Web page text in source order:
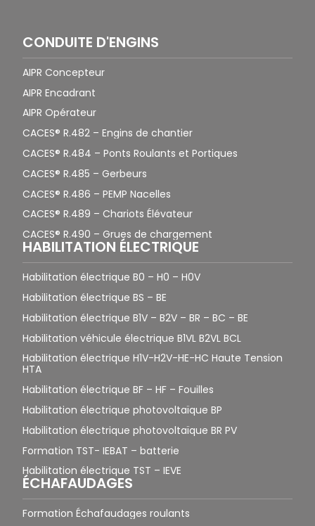
CONDUITE D'ENGINS
AIPR Concepteur
AIPR Encadrant
AIPR Opérateur
CACES® R.482 – Engins de chantier
CACES® R.484 – Ponts Roulants et Portiques
CACES® R.485 – Gerbeurs
CACES® R.486 – PEMP Nacelles
CACES® R.489 – Chariots Élévateur
CACES® R.490 – Grues de chargement
HABILITATION ÉLECTRIQUE
Habilitation électrique B0 – H0 – H0V
Habilitation électrique BS – BE
Habilitation électrique B1V – B2V – BR – BC – BE
Habilitation véhicule électrique B1VL B2VL BCL
Habilitation électrique H1V-H2V-HE-HC Haute Tension
HTA
Habilitation électrique BF – HF – Fouilles
Habilitation électrique photovoltaïque BP
Habilitation électrique photovoltaïque BR PV
Formation TST- IEBAT – batterie
Habilitation électrique TST – IEVE
ÉCHAFAUDAGES
Formation Échafaudages roulants